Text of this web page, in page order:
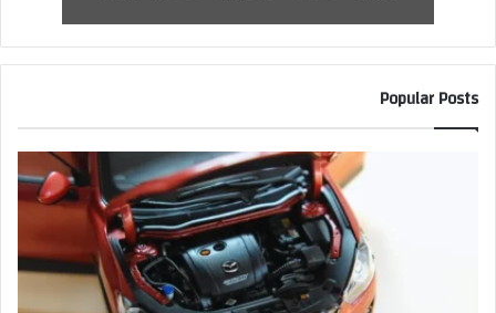
Popular Posts